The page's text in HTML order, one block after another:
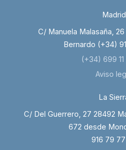
Madrid
C/ Manuela Malasaña,
Bernardo (+34)
(+34) 699
Aviso
La
C/ Del Guerrero, 27 28492
672 desde
916 79